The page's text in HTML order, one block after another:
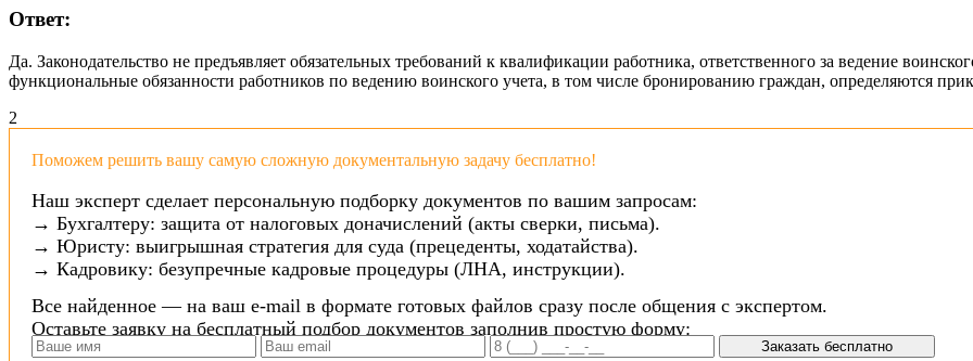
Ответ:
Да. Законодательство не предъявляет обязательных требований к квалификации работника, ответственного за ведение
функциональные обязанности работников по ведению воинского учета, в том числе бронированию граждан, определяются
2
Поможем решить вашу самую сложную документальную задачу бесплатно!
Наш эксперт сделает персональную подборку документов по вашим запросам:
→ Бухгалтеру: защита от налоговых доначислений (акты сверки, письма).
→ Юристу: выигрышная стратегия для суда (прецеденты, ходатайства).
→ Кадровику: безупречные кадровые процедуры (ЛНА, инструкции).
Все найденное — на ваш e-mail в формате готовых файлов сразу после общения с экспертом.
Оставьте заявку на бесплатный подбор документов заполнив простую форму:
Заказать бесплатно